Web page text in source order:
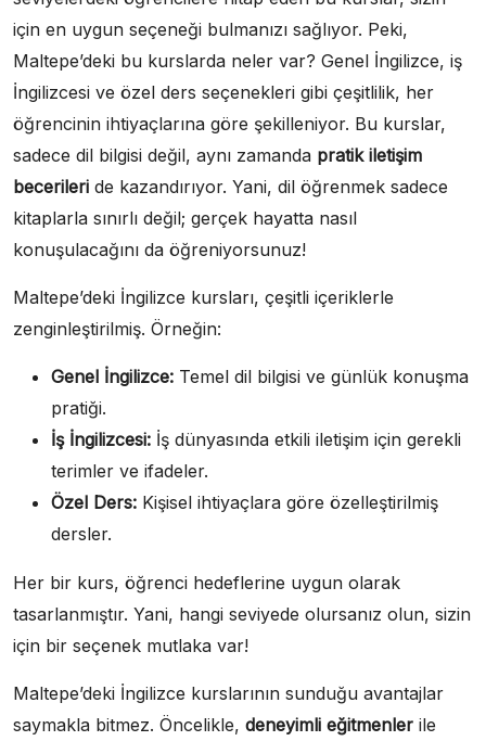
için en uygun seçeneği bulmanızı sağlıyor. Peki,
Maltepe’deki bu kurslarda neler var? Genel İngilizce, iş
İngilizcesi ve özel ders seçenekleri gibi çeşitlilik, her
öğrencinin ihtiyaçlarına göre şekilleniyor. Bu kurslar,
sadece dil bilgisi değil, aynı zamanda pratik iletişim
becerileri de kazandırıyor. Yani, dil öğrenmek sadece
kitaplarla sınırlı değil; gerçek hayatta nasıl
konuşulacağını da öğreniyorsunuz!
Maltepe’deki İngilizce kursları, çeşitli içeriklerle
zenginleştirilmiş. Örneğin:
Genel İngilizce: Temel dil bilgisi ve günlük konuşma
pratiği.
İş İngilizcesi: İş dünyasında etkili iletişim için gerekli
terimler ve ifadeler.
Özel Ders: Kişisel ihtiyaçlara göre özelleştirilmiş
dersler.
Her bir kurs, öğrenci hedeflerine uygun olarak
tasarlanmıştır. Yani, hangi seviyede olursanız olun, sizin
için bir seçenek mutlaka var!
Maltepe’deki İngilizce kurslarının sunduğu avantajlar
saymakla bitmez. Öncelikle, deneyimli eğitmenler ile